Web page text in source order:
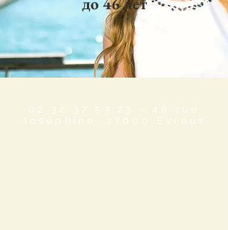
02 32 37 53 23 - 48
rue
Joséphine, 27000 Evreux